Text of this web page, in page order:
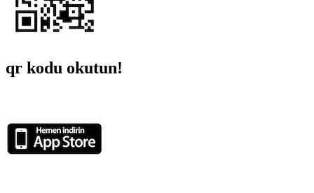
qr kodu okutun!